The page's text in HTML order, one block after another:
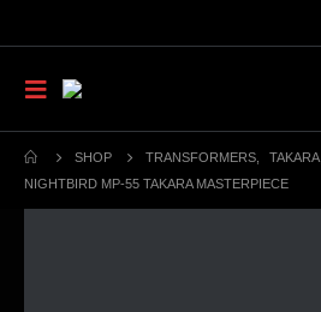
SHOP TRANSFORMERS TAKARA
NIGHTBIRD MP-55 TAKARA MASTERPIECE